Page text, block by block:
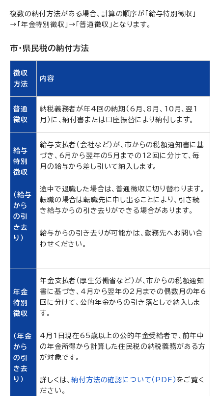
複数の納付方法がある場合、計算の順序が「給与特別徴収」
→「年金特別徴収」→「普通徴収」となります。
市・県民税の納付方法
徴収
方法
内容
普通
徴収
納税義務者が年4回の納期（6月、8月、10月、翌1
月）に、納付書または口座振替により納付します。
給与
特別
徴収
（給与
から
の引
き去
り）
給与支払者（会社など）が、市からの税額通知書に基
づき、6月から翌年の5月までの12回に分けて、毎
月の給与から差し引いて納入します。
途中で退職した場合は、普通徴収に切り替わります。
転職の場合は転職先に申し出ることにより、引き続
き給与からの引き去りができる場合があります。
給与からの引き去りが可能かは、勤務先へお問い合
わせください。
年金
特別
徴収
（年金
から
の引
き去
り）
年金支払者（厚生労働省など）が、市からの税額通知
書に基づき、4月から翌年の2月までの偶数月の年6
回に分けて、公的年金からの引き落としで納入しま
す。
4月1日現在65歳以上の公的年金受給者で、前年中
の年金所得から計算した住民税の納税義務がある方
が対象です。
詳しくは、納付方法の確認について（PDF） をご覧く
ださい。